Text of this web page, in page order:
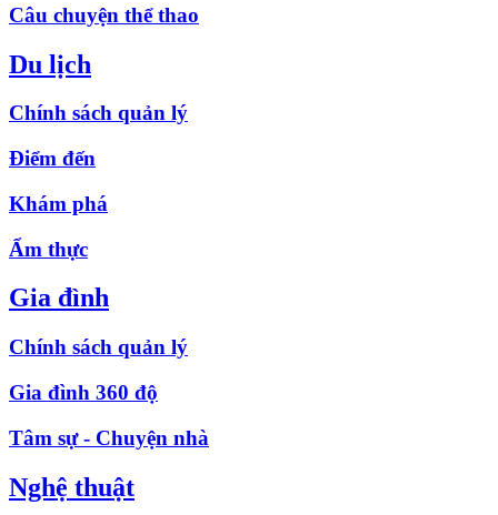
Câu chuyện thể thao
Du lịch
Chính sách quản lý
Điểm đến
Khám phá
Ẩm thực
Gia đình
Chính sách quản lý
Gia đình 360 độ
Tâm sự - Chuyện nhà
Nghệ thuật